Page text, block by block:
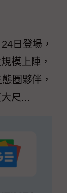
日登場，
模上陣，
圈夥伴，
尺...